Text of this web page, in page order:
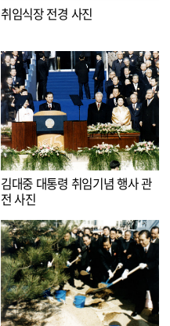
취임식장 전경 사진
김대중 대통령 취임기념 행사 관
전 사진